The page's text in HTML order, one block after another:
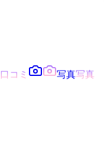
口コミ 写真写真